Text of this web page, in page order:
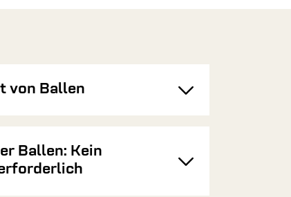
von Ballen Toggle
Ballen: Kein
Toggle